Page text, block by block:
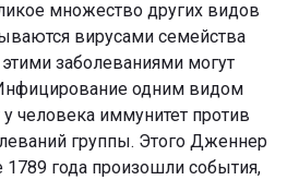
множество других видов
вирусами семейства
заболеваниями могут
одним видом
человека иммунитет против
группы. Этого Дженнер
1789 года произошли события,